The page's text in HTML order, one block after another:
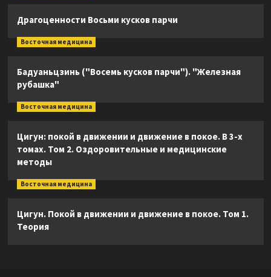
Драгоценности Восьми кусков парчи
Восточная медицина
Бадуаньцзинь ("Восемь кусков парчи"). "Железная
рубашка"
Восточная медицина
Цигун: покой в движении и движение в покое. В 3-х
томах. Том 2. Оздоровительные и медицинские
методы
Восточная медицина
Цигун. Покой в движении и движение в покое. Том 1.
Теория